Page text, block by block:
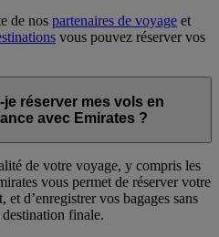
de nos partenaires de voyage et
vous pouvez réserver vos
réserver mes vols en
avec Emirates ?
de votre voyage, y compris les
vous permet de réserver votre
d’enregistrer vos bagages sans
finale.